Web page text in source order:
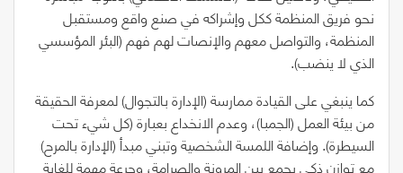
نحو فريق المنظمة ككل وإشراكه في صنع واقع ومستقبل
المنظمة، والتواصل معهم والإنصات لهم فهم(البئر المؤسسي
الذي لا ينضب)
.
كما ينبغي على القيادة ممارسة(الإدارة بالتجوال)لمعرفة الحقيقة
من بيئة العمل(الجمبا)، وعدم الانخداع بعبارة(كل شيء تحت
السيطرة). وإضافة اللمسة الشخصية وتبني مبدأ(الإدارة بالمرح)
مع توازن ذكي يجمع بين المرونة والصرامة، وجرعة مهمة للغاية